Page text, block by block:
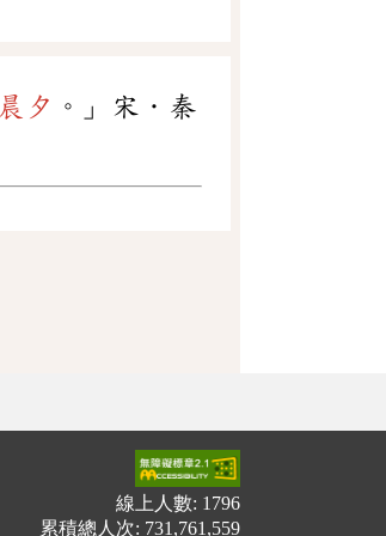
晨夕 。」宋．秦
線上人數: 1796
累積總人次: 731,761,559